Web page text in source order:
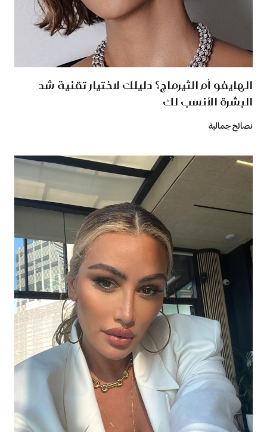
الهايفو أم الثيرماج؟ دليلك لاختيار تقنية شد
البشرة الأنسب لك
نصائح جمالية